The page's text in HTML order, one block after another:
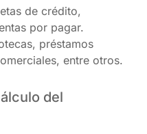
de crédito,
por pagar.
préstamos
entre otros.
del